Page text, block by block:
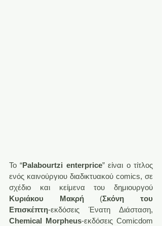
Το “Palabourtzi enterprice” είναι ο τίτλος
ενός καινούργιου διαδικτυακού comics, σε
Κυριάκου Μακρή (Σκόνη του
Επισκέπτη
Chemical Μοrpheus-εκδόσεις Comicdom